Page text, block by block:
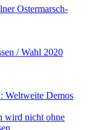
Ostermarsch-
/ Wahl 2020
Weltweite Demos
wird nicht ohne